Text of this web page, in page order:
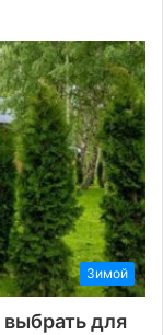
Зимой
выбрать для